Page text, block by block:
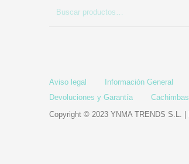
Aviso legal Información General
Devoluciones y Garantía
Cachimbas
Copyright © 2023 YNMA TRENDS S.L. |